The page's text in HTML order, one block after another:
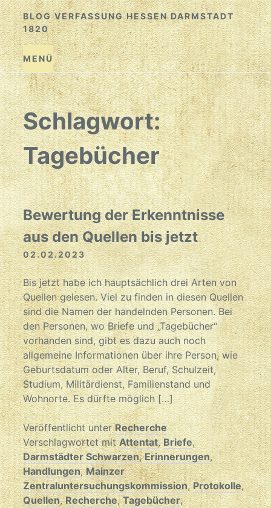
Zum
Inhalt
springen
BLOG VERFASSUNG HESSEN DARMSTADT
1820
MENÜ
Schlagwort:
Tagebücher
Bewertung der Erkenntnisse
aus den Quellen bis jetzt
02.02.2023
Bis jetzt habe ich hauptsächlich drei Arten von
Quellen gelesen. Viel zu finden in diesen Quellen
sind die Namen der handelnden Personen. Bei
den Personen, wo Briefe und „Tagebücher“
vorhanden sind, gibt es dazu auch noch
allgemeine Informationen über ihre Person, wie
Geburtsdatum oder Alter, Beruf, Schulzeit,
Studium, Militärdienst, Familienstand und
Wohnorte. Es dürfte möglich […]
Veröffentlicht unterRecherche
Verschlagwortet mitAttentat,Briefe,
Darmstädter Schwarzen,Erinnerungen,
Handlungen,Mainzer
Zentraluntersuchungskommission,Protokolle,
Quellen,Recherche,Tagebücher,